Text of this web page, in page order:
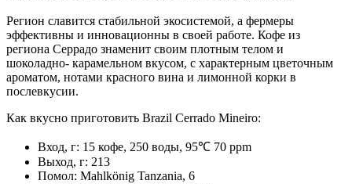
Регион славится стабильной экосистемой, а фермеры
эффективны и инновационны в своей работе. Кофе из
региона Серрадо знаменит своим плотным телом и
шоколадно- карамельном вкусом, с характерным цветочным
ароматом, нотами красного вина и лимонной корки в
послевкусии.
Как вкусно приготовить Brazil Cerrado Mineiro:
Вход, г: 15 кофе, 250 воды, 95℃ 70 ppm
Выход, г: 213
Помол: Mahlkönig Tanzania, 6